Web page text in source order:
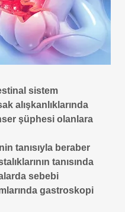
sistem
alışkanlıklarında
şüphesi olanlara
tanısıyla beraber
tanısında
sebebi
gastroskopi